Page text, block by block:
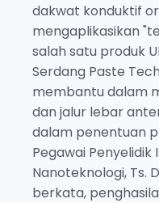
dakwat konduktif
mengaplikasikan
salah satu produk
Serdang Paste
membantu dalam
dan jalur lebar
dalam penentuan
Pegawai
Nanoteknologi, Ts.
berkata,